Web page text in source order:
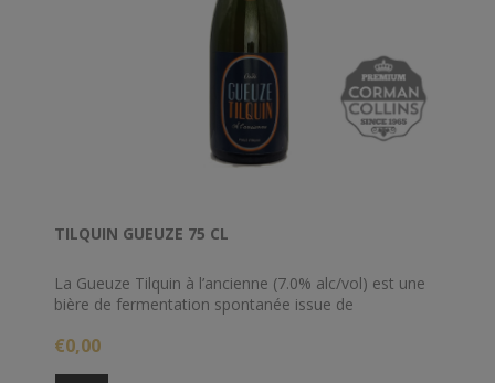
TILQUIN GUEUZE 75 CL
La Gueuze Tilquin à l’ancienne (7.0% alc/vol) est une
bière de fermentation spontanée issue de
et non pasteurisée, elle est refermentée en bouteille
€0,00